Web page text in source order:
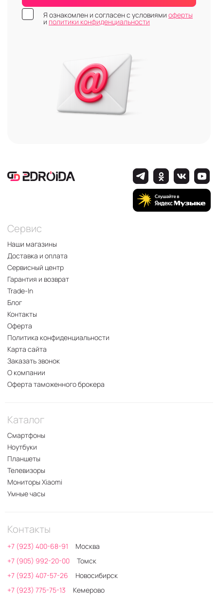
Я ознакомлен и согласен с условиями оферты
и политики конфиденциальности
Сервис
Наши магазины
Доставка и оплата
Сервисный центр
Гарантия и возврат
Trade-In
Блог
Контакты
Оферта
Политика конфиденциальности
Карта сайта
Заказать звонок
О компании
Оферта таможенного брокера
Каталог
Смартфоны
Ноутбуки
Планшеты
Телевизоры
Мониторы Xiaomi
Умные часы
Контакты
+7 (923) 400-68-91
Москва
+7 (905) 992-20-00
Томск
+7 (923) 407-57-26
Новосибирск
+7 (923) 775-75-13
Кемерово